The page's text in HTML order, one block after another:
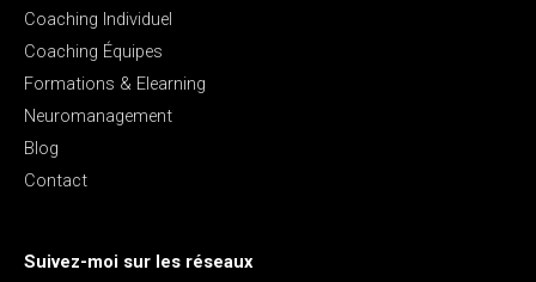
Coaching Individuel
Coaching Équipes
Formations & Elearning
Neuromanagement
Blog
Contact
Suivez-moi sur les réseaux